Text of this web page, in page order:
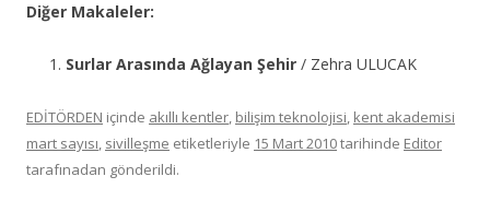
Diğer Makaleler:
Surlar Arasında Ağlayan Şehir / Zehra ULUCAK
EDİTÖRDEN içinde akıllı kentler, bilişim teknolojisi, kent akademisi
mart sayısı, sivilleşme etiketleriyle 15 Mart 2010tarihinde Editor
tarafınadan gönderildi.